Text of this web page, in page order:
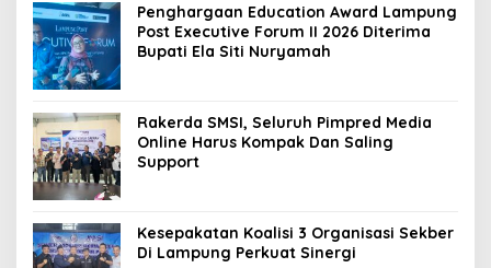
Penghargaan Education Award Lampung
Post Executive Forum II 2026 Diterima
Bupati Ela Siti Nuryamah
Rakerda SMSI, Seluruh Pimpred Media
Online Harus Kompak Dan Saling
Support
Kesepakatan Koalisi 3 Organisasi Sekber
Di Lampung Perkuat Sinergi